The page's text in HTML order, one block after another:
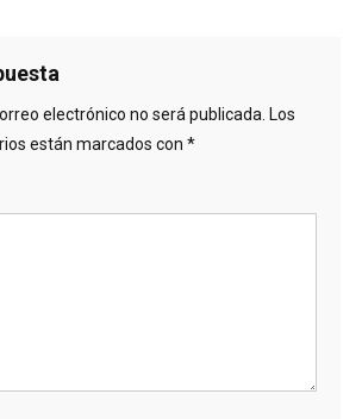
electrónico no será publicada. Los
están marcados con *